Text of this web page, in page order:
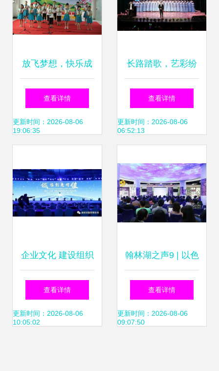
活动
放飞梦想，快乐成
长 平和县霞寨镇中
心小学文艺汇演纪
查看详情
更新时间：2026-08-06
19:06:35
长路踏歌，艺彩纷
呈——艺术与设计
学院学生会年度风
查看详情
更新时间：2026-08-06
06:52:13
企业文化 建设组织
动员能力的关键
——以组织文化艺
查看详情
更新时间：2026-08-06
10:05:02
翰林湖之声9 | 以色
列式创新 塑造不同
凡响的企业文化与
查看详情
更新时间：2026-08-06
09:07:50